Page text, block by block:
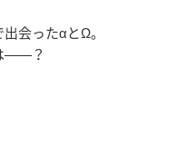
会ったαとΩ。
――？